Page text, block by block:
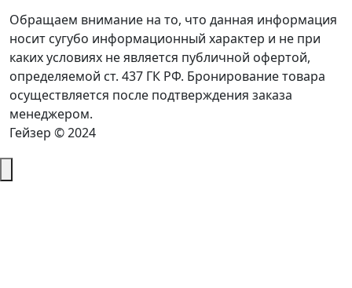
Обращаем внимание на то, что данная информация
носит сугубо информационный характер и не при
каких условиях не является публичной офертой,
определяемой ст. 437 ГК РФ. Бронирование товара
осуществляется после подтверждения заказа
менеджером.
Гейзер © 2024